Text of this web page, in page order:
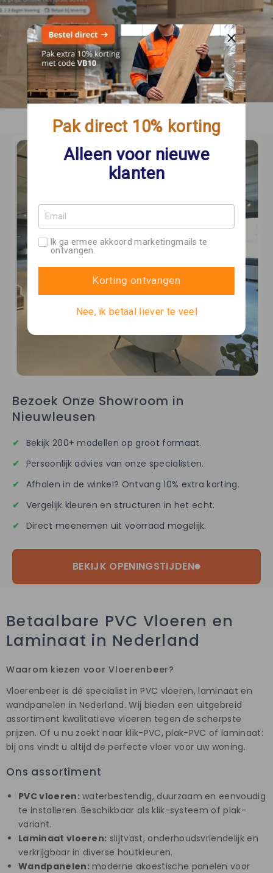
Bezoek Onze Showroom in
Nieuwleusen
✔ Bekijk 200+ modellen op groot formaat.
✔ Persoonlijk advies van onze specialisten.
✔ Afhalen in de winkel? Ontvang 10% extra korting.
✔ Vergelijk kleuren en structuren in het echt.
✔ Direct meenemen uit voorraad mogelijk.
BEKIJK OPENINGSTIJDEN
Betaalbare PVC Vloeren en
Laminaat in Nederland
Waarom kiezen voor Vloerenbeer?
Vloerenbeer is dé specialist in PVC vloeren, laminaat en
wandpanelen in Nederland. Wij bieden een uitgebreid
assortiment kwalitatieve vloeren tegen de scherpste
prijzen. Of u nu zoekt naar klik-PVC, plak-PVC of laminaat:
bij ons vindt u altijd de perfecte vloer voor uw woning.
Ons assortiment
PVC vloeren:waterbestendig, duurzaam en eenvoudig
te installeren. Beschikbaar als klik-systeem of plak-
variant.
Laminaat vloeren: slijtvast, onderhoudsvriendelijk en
verkrijgbaar in diverse houtkleuren.
Wandpanelen:moderne akoestische panelen voor
Pak direct 10% korting
Alleen voor nieuwe
klanten
Ik ga ermee akkoord marketingmails te
ontvangen.
Korting ontvangen
Nee, ik betaal liever te veel